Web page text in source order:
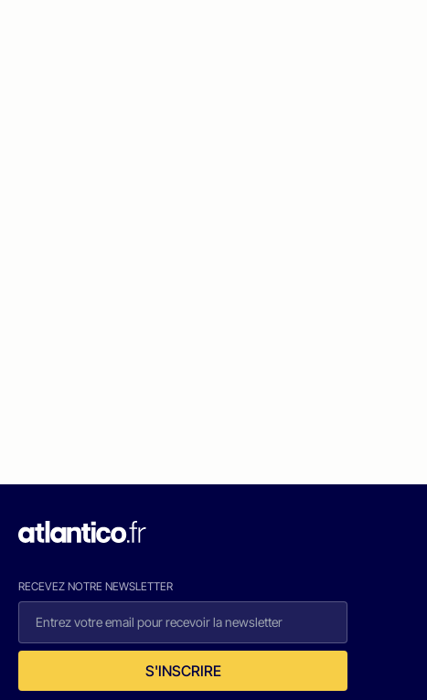
RECEVEZ NOTRE NEWSLETTER
S'INSCRIRE